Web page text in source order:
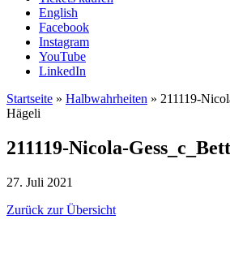
English
Facebook
Instagram
YouTube
LinkedIn
Startseite » Halbwahrheiten » 211119-
Hägeli
211119-Nicola-
27. Juli 2021
Zurück zur Übersicht